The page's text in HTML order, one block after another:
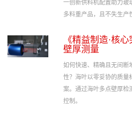
一创新供料机配置助力玻
多料重产品，且不失生产
《精益制造·核
壁厚测量
如何快速、精确且无间断
性？海叶以零妥协的质量
案。通过海叶多点壁厚检
控制。